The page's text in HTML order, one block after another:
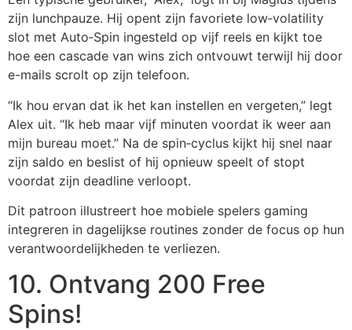
zijn lunchpauze. Hij opent zijn favoriete low‑volatility
slot met Auto‑Spin ingesteld op vijf reels en kijkt toe
hoe een cascade van wins zich ontvouwt terwijl hij door
e-mails scrolt op zijn telefoon.
“Ik hou ervan dat ik het kan instellen en vergeten,” legt
Alex uit. “Ik heb maar vijf minuten voordat ik weer aan
mijn bureau moet.” Na de spin‑cyclus kijkt hij snel naar
zijn saldo en beslist of hij opnieuw speelt of stopt
voordat zijn deadline verloopt.
Dit patroon illustreert hoe mobiele spelers gaming
integreren in dagelijkse routines zonder de focus op hun
verantwoordelijkheden te verliezen.
10. Ontvang 200 Free
Spins!